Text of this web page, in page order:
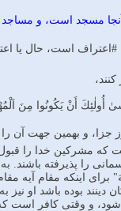
مسجد است، و مساجد
است، حال يا
أَنْ يَكُونُوا مِنَ
و بهمين جهت آن را
كه مشركين خدا را
را پذيرفته باشند.
براى اينكه مقام آيه
بوده باشد او نيز
و وقتى كافر است كه